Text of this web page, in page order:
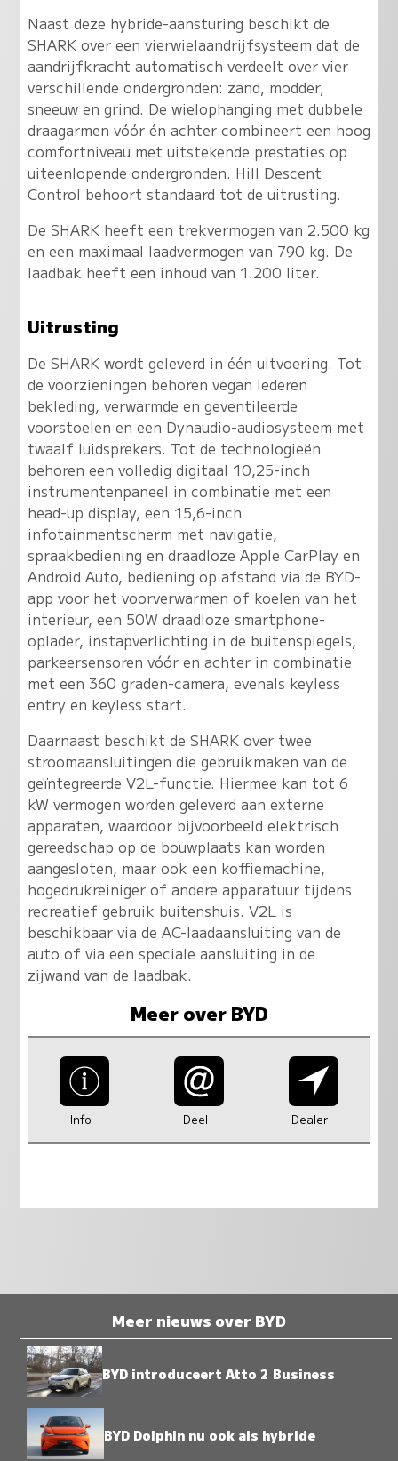
Naast deze hybride-aansturing beschikt de
SHARK over een vierwielaandrijfsysteem dat de
aandrijfkracht automatisch verdeelt over vier
verschillende ondergronden: zand, modder,
sneeuw en grind. De wielophanging met dubbele
draagarmen vóór én achter combineert een hoog
comfortniveau met uitstekende prestaties op
uiteenlopende ondergronden. Hill Descent
Control behoort standaard tot de uitrusting.
De SHARK heeft een trekvermogen van 2.500 kg
en een maximaal laadvermogen van 790 kg. De
laadbak heeft een inhoud van 1.200 liter.
Uitrusting
De SHARK wordt geleverd in één uitvoering. Tot
de voorzieningen behoren vegan lederen
bekleding, verwarmde en geventileerde
voorstoelen en een Dynaudio-audiosysteem met
twaalf luidsprekers. Tot de technologieën
behoren een volledig digitaal 10,25-inch
instrumentenpaneel in combinatie met een
head-up display, een 15,6-inch
infotainmentscherm met navigatie,
spraakbediening en draadloze Apple CarPlay en
Android Auto, bediening op afstand via de BYD-
app voor het voorverwarmen of koelen van het
interieur, een 50W draadloze smartphone-
oplader, instapverlichting in de buitenspiegels,
parkeersensoren vóór en achter in combinatie
met een 360 graden-camera, evenals keyless
entry en keyless start.
Daarnaast beschikt de SHARK over twee
stroomaansluitingen die gebruikmaken van de
geïntegreerde V2L-functie. Hiermee kan tot 6
kW vermogen worden geleverd aan externe
apparaten, waardoor bijvoorbeeld elektrisch
gereedschap op de bouwplaats kan worden
aangesloten, maar ook een koffiemachine,
hogedrukreiniger of andere apparatuur tijdens
recreatief gebruik buitenshuis. V2L is
beschikbaar via de AC-laadaansluiting van de
auto of via een speciale aansluiting in de
zijwand van de laadbak.
Meer over BYD
Info Deel Dealer
Meer nieuws over BYD
BYD introduceert Atto 2 Business
BYD Dolphin nu ook als hybride